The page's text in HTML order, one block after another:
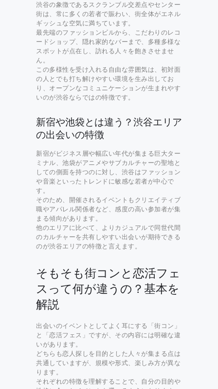
渋谷の象徴であるスクランブル交差点やセンター
街は、常に多くの若者で賑わい、街全体がエネル
ギッシュな空気に満ちています。
最先端のファッションビルから、こだわりのレコ
ードショップ、隠れ家的なバーまで、多種多様な
スポットが点在し、訪れる人々を飽きさせませ
ん。
この多様性を受け入れる自由な雰囲気は、初対面
の人とでも打ち解けやすい環境を生み出してお
り、オープンなコミュニケーションが生まれやす
いのが渋谷ならではの特徴です。
新宿や池袋とは違う？渋谷エリア
の出会いの特徴
新宿がビジネス層や幅広い年代が集まる巨大ター
ミナル、池袋がアニメやサブカルチャーの聖地と
しての側面を持つのに対し、渋谷はファッション
や音楽といったトレンドに敏感な若者が中心で
す。
そのため、開催されるイベントもクリエイティブ
職やアパレル関係者など、感度の高い参加者が集
まる傾向があります。
他のエリアに比べて、よりカジュアルで同世代間
のカルチャーを共有しやすい出会いが期待できる
のが渋谷エリアの特徴と言えます。
そもそも街コンと恋活フェ
スって何が違うの？基本を
解説
出会いのイベントとしてよく耳にする「街コン」
と「恋活フェス」ですが、その内容には明確な違
いがあります。
どちらも恋人探しを目的とした人々が集まる点は
共通していますが、規模や形式、楽しみ方が異な
ります。
それぞれの特徴を理解することで、自分の目的や